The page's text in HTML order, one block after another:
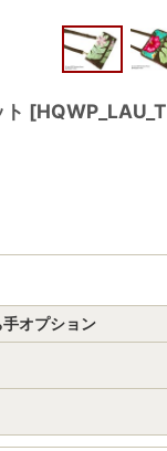
[
オプション